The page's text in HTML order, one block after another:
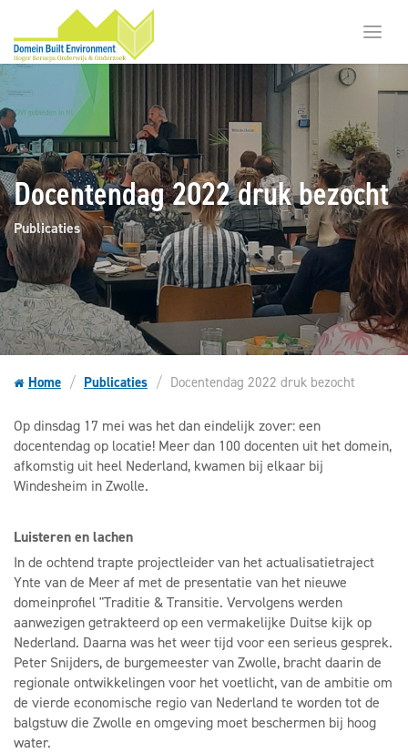
Docentendag 2022 druk bezocht
Publicaties
Home Publicaties Docentendag 2022 druk bezocht
Op dinsdag 17 mei was het dan eindelijk zover: een
docentendag op locatie! Meer dan 100 docenten uit het domein,
afkomstig uit heel Nederland, kwamen bij elkaar bij
Windesheim in Zwolle.
Luisteren en lachen
In de ochtend trapte projectleider van het actualisatietraject
Ynte van de Meer af met de presentatie van het nieuwe
domeinprofiel "Traditie & Transitie. Vervolgens werden
aanwezigen getrakteerd op een vermakelijke Duitse kijk op
Nederland. Daarna was het weer tijd voor een serieus gesprek.
Peter Snijders, de burgemeester van Zwolle, bracht daarin de
regionale ontwikkelingen voor het voetlicht, van de ambitie om
de vierde economische regio van Nederland te worden tot de
balgstuw die Zwolle en omgeving moet beschermen bij hoog
water.